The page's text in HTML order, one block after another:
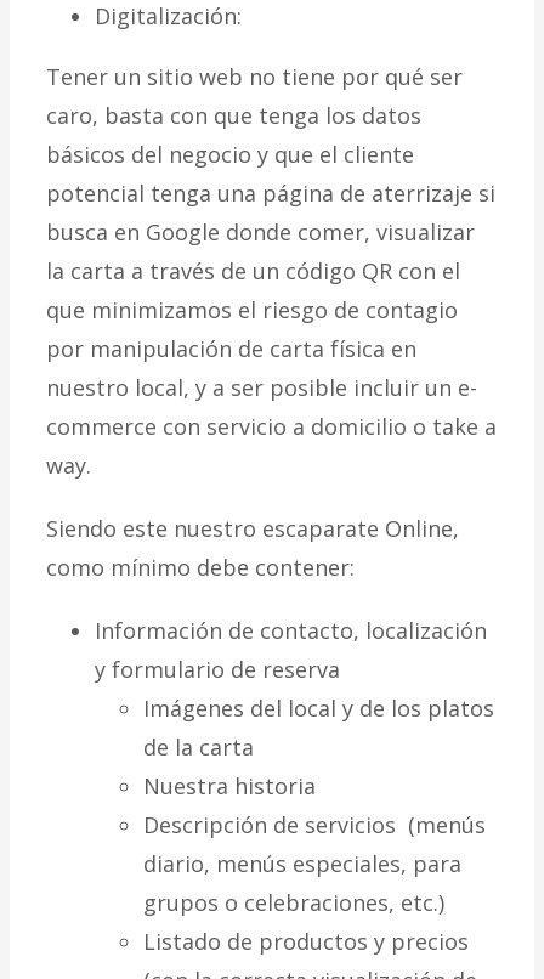
Digitalización:
Tener un sitio web no tiene por qué ser
caro, basta con que tenga los datos
básicos del negocio y que el cliente
potencial tenga una página de aterrizaje si
busca en Google donde comer, visualizar
la carta a través de un código QR con el
que minimizamos el riesgo de contagio
por manipulación de carta física en
nuestro local, y a ser posible incluir un e-
commerce con servicio a domicilio o take a
way.
Siendo este nuestro escaparate Online,
como mínimo debe contener:
Información de contacto, localización
y formulario de reserva
Imágenes del local y de los platos
de la carta
Nuestra historia
Descripción de servicios (menús
diario, menús especiales, para
grupos o celebraciones, etc.)
Listado de productos y precios